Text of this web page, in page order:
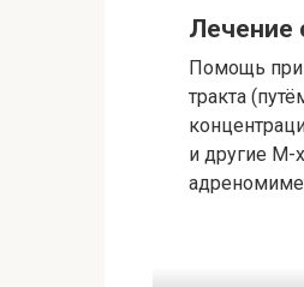
Лечение
Помощь при
тракта
и другие М-